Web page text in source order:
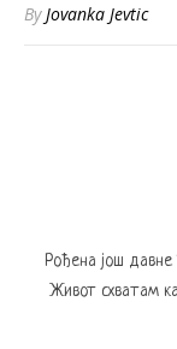
ByJovanka Jevtic
Рођена још давне
Живот схватам